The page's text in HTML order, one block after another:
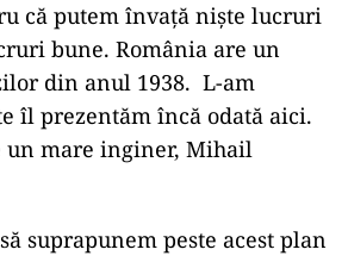
că putem învață niște lucruri
bune. România are un
din anul 1938. L-am
îl prezentăm încă odată aici.
un mare inginer, Mihail
suprapunem peste acest plan